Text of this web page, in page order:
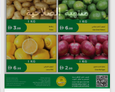
منتهية الصلاحية